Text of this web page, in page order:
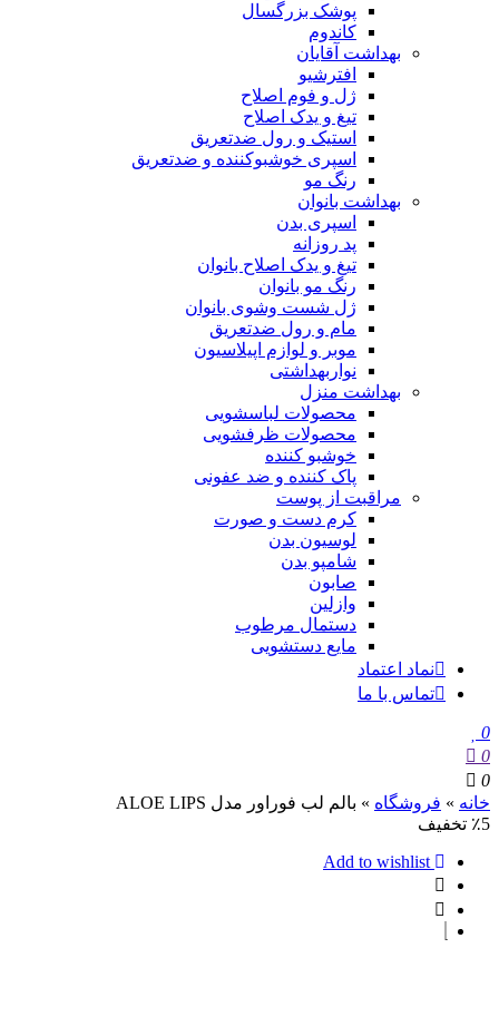
پوشک بزرگسال
کاندوم
بهداشت آقایان
افترشیو
ژل و فوم اصلاح
تیغ و یدک اصلاح
استیک و رول ضدتعریق
اسپری خوشبوکننده و ضدتعریق
رنگ مو
بهداشت بانوان
اسپری بدن
پد روزانه
تیغ و یدک اصلاح بانوان
رنگ مو بانوان
ژل شست وشوی بانوان
مام و رول ضدتعریق
موبر و لوازم اپیلاسیون
نواربهداشتی
بهداشت منزل
محصولات لباسشویی
محصولات ظرفشویی
خوشبو کننده
پاک کننده و ضد عفونی
مراقبت از پوست
کرم دست و صورت
لوسیون بدن
شامپو بدن
صابون
وازلین
دستمال مرطوب
مایع دستشویی
نماد اعتماد
تماس با ما
0
0
0
خانه»فروشگاه»بالم لب فوراور مدل ALOE LIPS
٪5 تخفیف
Add to wishlist